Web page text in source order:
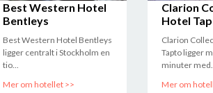
Best Western Hotel
Bentleys
Best Western Hotel Bentleys
ligger centralt i Stockholm en
tio...
Mer om hotellet >>
Clarion
Hotel
Clarion
Tapto ligger
minuter
Mer om